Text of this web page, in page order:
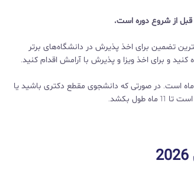
از شروع دوره است.
تضمین برای اخذ پذیرش در دانشگاه‌های برتر
کنید و برای اخذ ویزا و پذیرش با آرامش اقدام کنید.
کل مدت زمان لازم برای انجام مراحل درخواست پذیرش دانشگاه‌های انگلستان بین 2 تا 5 ماه است. در صورتی که دانشجوی مقطع دکتری باشید یا
بکشد.